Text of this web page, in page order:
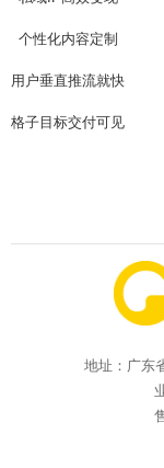
个性化内容定制
用户垂直推流就快
格子目标交付可见
地址：广东